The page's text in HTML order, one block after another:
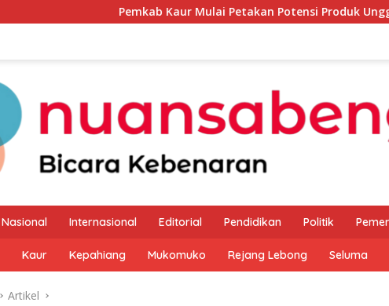
Pemkab Kaur Mulai Petakan Potensi Produk Unggulan UMKM
Nasional Internasional Editorial Pendidikan Politik
Kaur Kepahiang Mukomuko Rejang Lebong Seluma
Artikel